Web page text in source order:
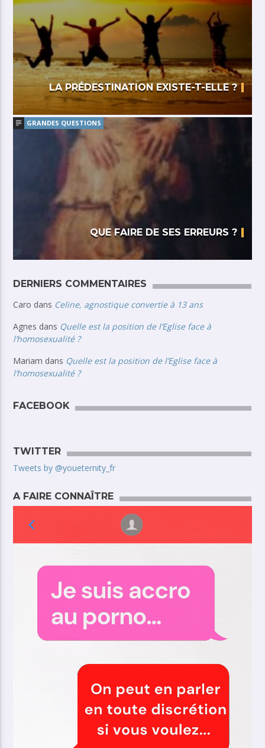
LA PRÉDESTINATION EXISTE-T-ELLE ?
GRANDES QUESTIONS
QUE FAIRE DE SES ERREURS ?
DERNIERS COMMENTAIRES
Caro dans Celine, agnostique convertie à 13 ans
Agnes dans Quelle est la position de l’Eglise face à
l’homosexualité ?
Mariam dans Quelle est la position de l’Eglise face à
l’homosexualité ?
FACEBOOK
TWITTER
Tweets by @youeternity_fr
A FAIRE CONNAÎTRE